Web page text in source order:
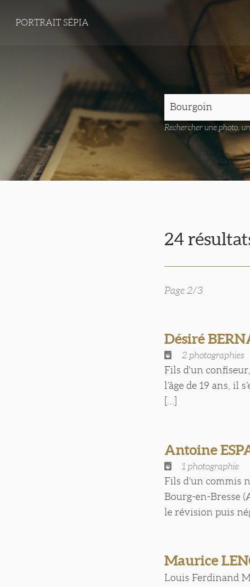
PORTRAIT SÉPIA
Rechercher une photo,
24
Page 2/3
Désiré
2 photographies
Fils d'un
l’âge de 19 ans, il
Antoine
1 photographie
Fils d’un commis
Bourg-en-Bresse
le révision puis
Maurice
Louis Ferdinand